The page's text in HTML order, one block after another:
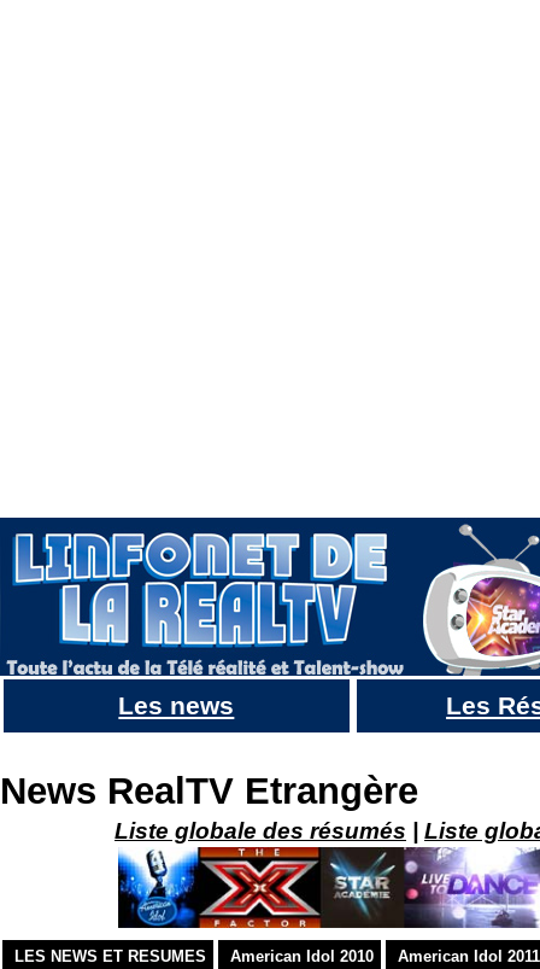
Les news Les
News RealTV Etrangère
Liste globale des résumés Liste
LES NEWS ET RESUMES American Idol 2010 American Idol 2011